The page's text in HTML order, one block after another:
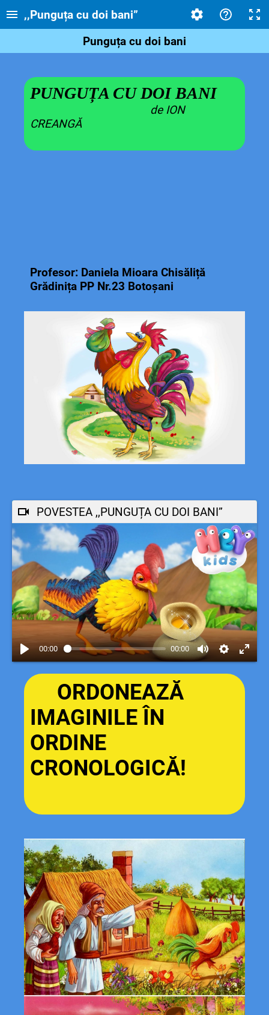
,,Punguța cu doi bani”
Punguța cu doi bani
PUNGUȚA CU DOI BANI
de ION
CREANGĂ
Profesor: Daniela Mioara Chisăliță
Grădinița PP Nr.23 Botoșani
POVESTEA ,,PUNGUȚA CU DOI BANI”
00:00 00:00
ORDONEAZĂ
IMAGINILE ÎN
ORDINE
CRONOLOGICĂ!